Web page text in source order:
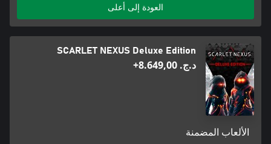
العودة إلى أعلى
SCARLET NEXUS Deluxe Edition
د.ج.‏ 8.649,00+
الألعاب المضمنة